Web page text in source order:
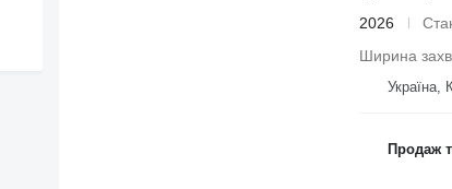
2026
Ширина
Україна,
Продаж